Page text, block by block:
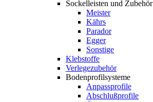
Sockelleisten und Zubehör
Meister
Kährs
Parador
Egger
Sonstige
Klebstoffe
Verlegezubehör
Bodenprofilsysteme
Anpassprofile
Abschlußprofile